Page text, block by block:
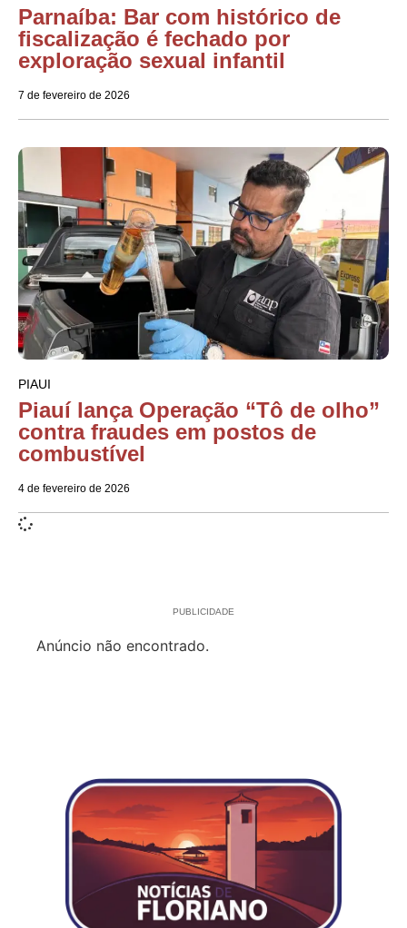
Parnaíba: Bar com histórico de
fiscalização é fechado por
exploração sexual infantil
7 de fevereiro de 2026
PIAUI
Piauí lança Operação “Tô de olho”
contra fraudes em postos de
combustível
4 de fevereiro de 2026
PUBLICIDADE
Anúncio não encontrado.